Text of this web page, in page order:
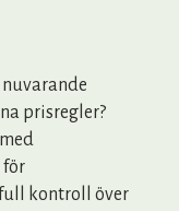
prisregler?
för
kontroll över